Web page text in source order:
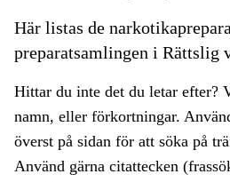
Här listas de
preparatsamlingen i Rättslig
Hittar du inte det du letar efter?
namn, eller förkortningar.
överst på sidan för att söka på
Använd gärna citattecken